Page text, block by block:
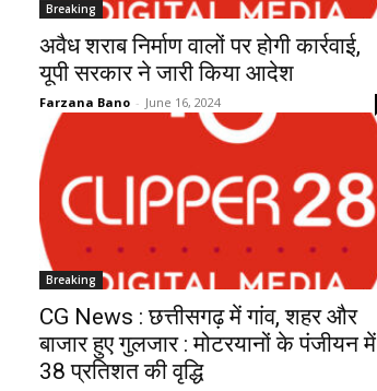
Breaking
अवैध शराब निर्माण वालों पर होगी कार्रवाई,
यूपी सरकार ने जारी किया आदेश
Farzana Bano - June 16, 2024
Breaking
CG News : छत्तीसगढ़ में गांव, शहर और
बाजार हुए गुलजार : मोटरयानों के पंजीयन में
38 प्रतिशत की वृद्धि